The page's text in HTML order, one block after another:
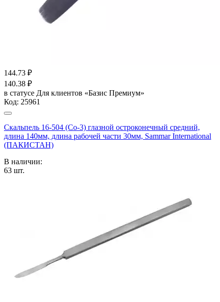
144.73 ₽
140.38 ₽
в статусе Для клиентов «Базис Премиум»
Код: 25961
Скальпель 16-504 (Со-3) глазной остроконечный средний,
длина 140мм, длина рабочей части 30мм, Sammar International
(ПАКИСТАН)
В наличии:
63 шт.